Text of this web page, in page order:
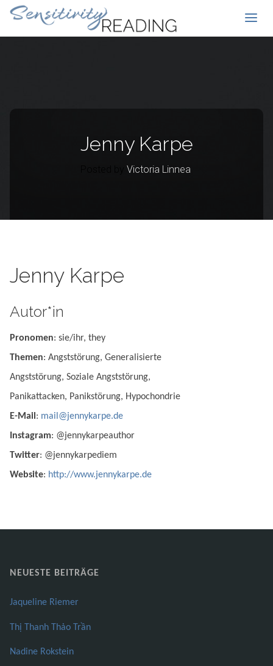
Jenny Karpe
Victoria Linnea
Jenny Karpe
Autor*in
Pronomen: sie/ihr, they
Themen: Angststörung, Generalisierte
Angststörung, Soziale Angststörung,
Panikattacken, Panikstörung, Hypochondrie
E-Mail : mail@jennykarpe.de
Instagram: @jennykarpeauthor
Twitter: @jennykarpediem
Website: http://www.jennykarpe.de
NEUESTE BEITRÄGE
Jaqueline Riemer
Thị Thanh Thảo Trần
Nadine Rokstein